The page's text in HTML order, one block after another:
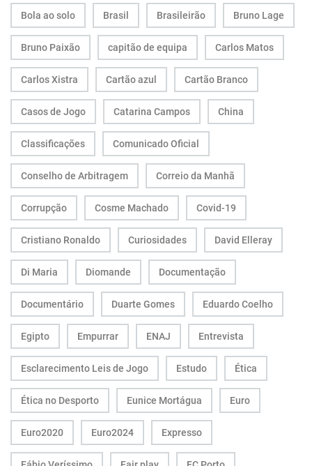
Bola ao solo Brasil Brasileirão Bruno Lage
Bruno Paixão capitão de equipa Carlos Matos
Carlos Xistra Cartão azul Cartão Branco
Casos de Jogo Catarina Campos China
Classificações Comunicado Oficial
Conselho de Arbitragem Correio da Manhã
Corrupção Cosme Machado Covid-19
Cristiano Ronaldo Curiosidades David Elleray
Di Maria Diomande Documentação
Documentário Duarte Gomes Eduardo Coelho
Egipto Empurrar ENAJ Entrevista
Esclarecimento Leis de Jogo Estudo Ética
Ética no Desporto Eunice Mortágua Euro
Euro2020 Euro2024 Expresso